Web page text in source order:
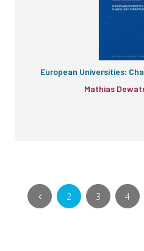
European Universities:
2 3 4